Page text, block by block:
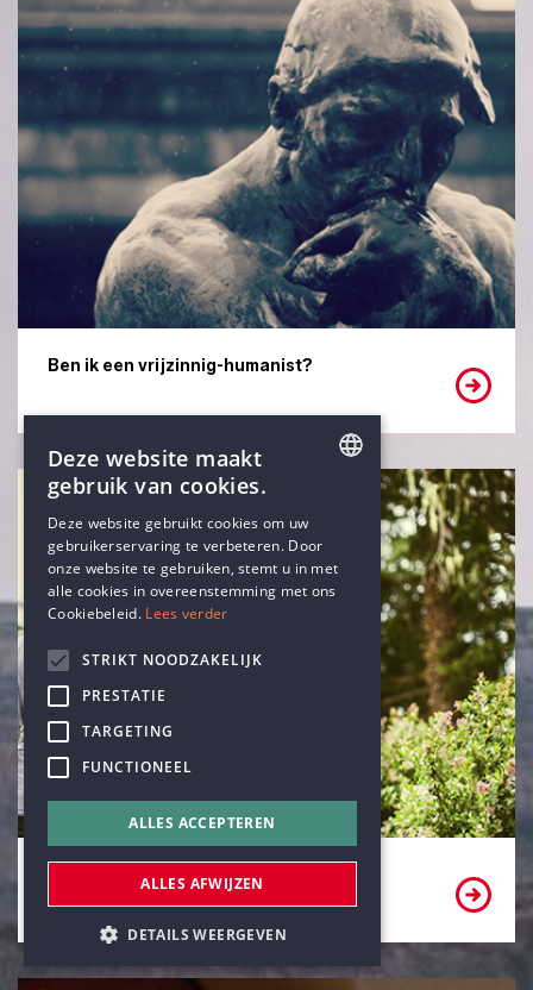
Ben ik een vrijzinnig-humanist?
Word lid of vrijwilliger
DUTCH
Deze website maakt
gebruik van cookies.
Deze website gebruikt cookies om uw
gebruikerservaring te verbeteren. Door
onze website te gebruiken, stemt u in met
alle cookies in overeenstemming met ons
Cookiebeleid. Lees verder
STRIKT NOODZAKELIJK
PRESTATIE
TARGETING
FUNCTIONEEL
ALLES ACCEPTEREN
ALLES AFWIJZEN
DETAILS WEERGEVEN